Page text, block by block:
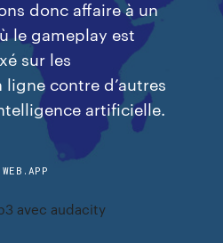
donc affaire à un
le gameplay est
sur les
ligne contre d’autres
artificielle.
avec audacity